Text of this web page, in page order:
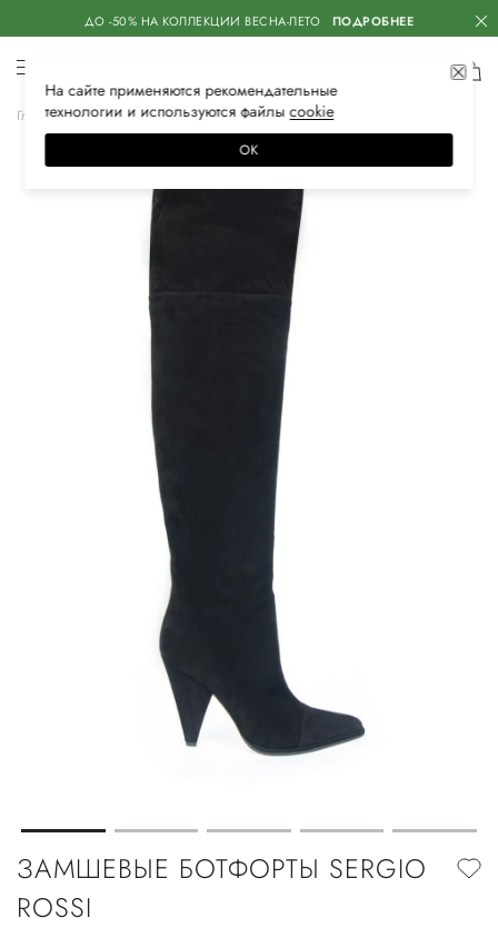
ДО -50% НА КОЛЛЕКЦИИ ВЕСНА-ЛЕТО ПОДРОБНЕЕ
Главная Женская Обувь Ботфорты
ЗАМШЕВЫЕ БОТФОРТЫ SERGIO
ROSSI
На сайте применяются рекомендательные
технологии и используются файлысооkiе
ОК